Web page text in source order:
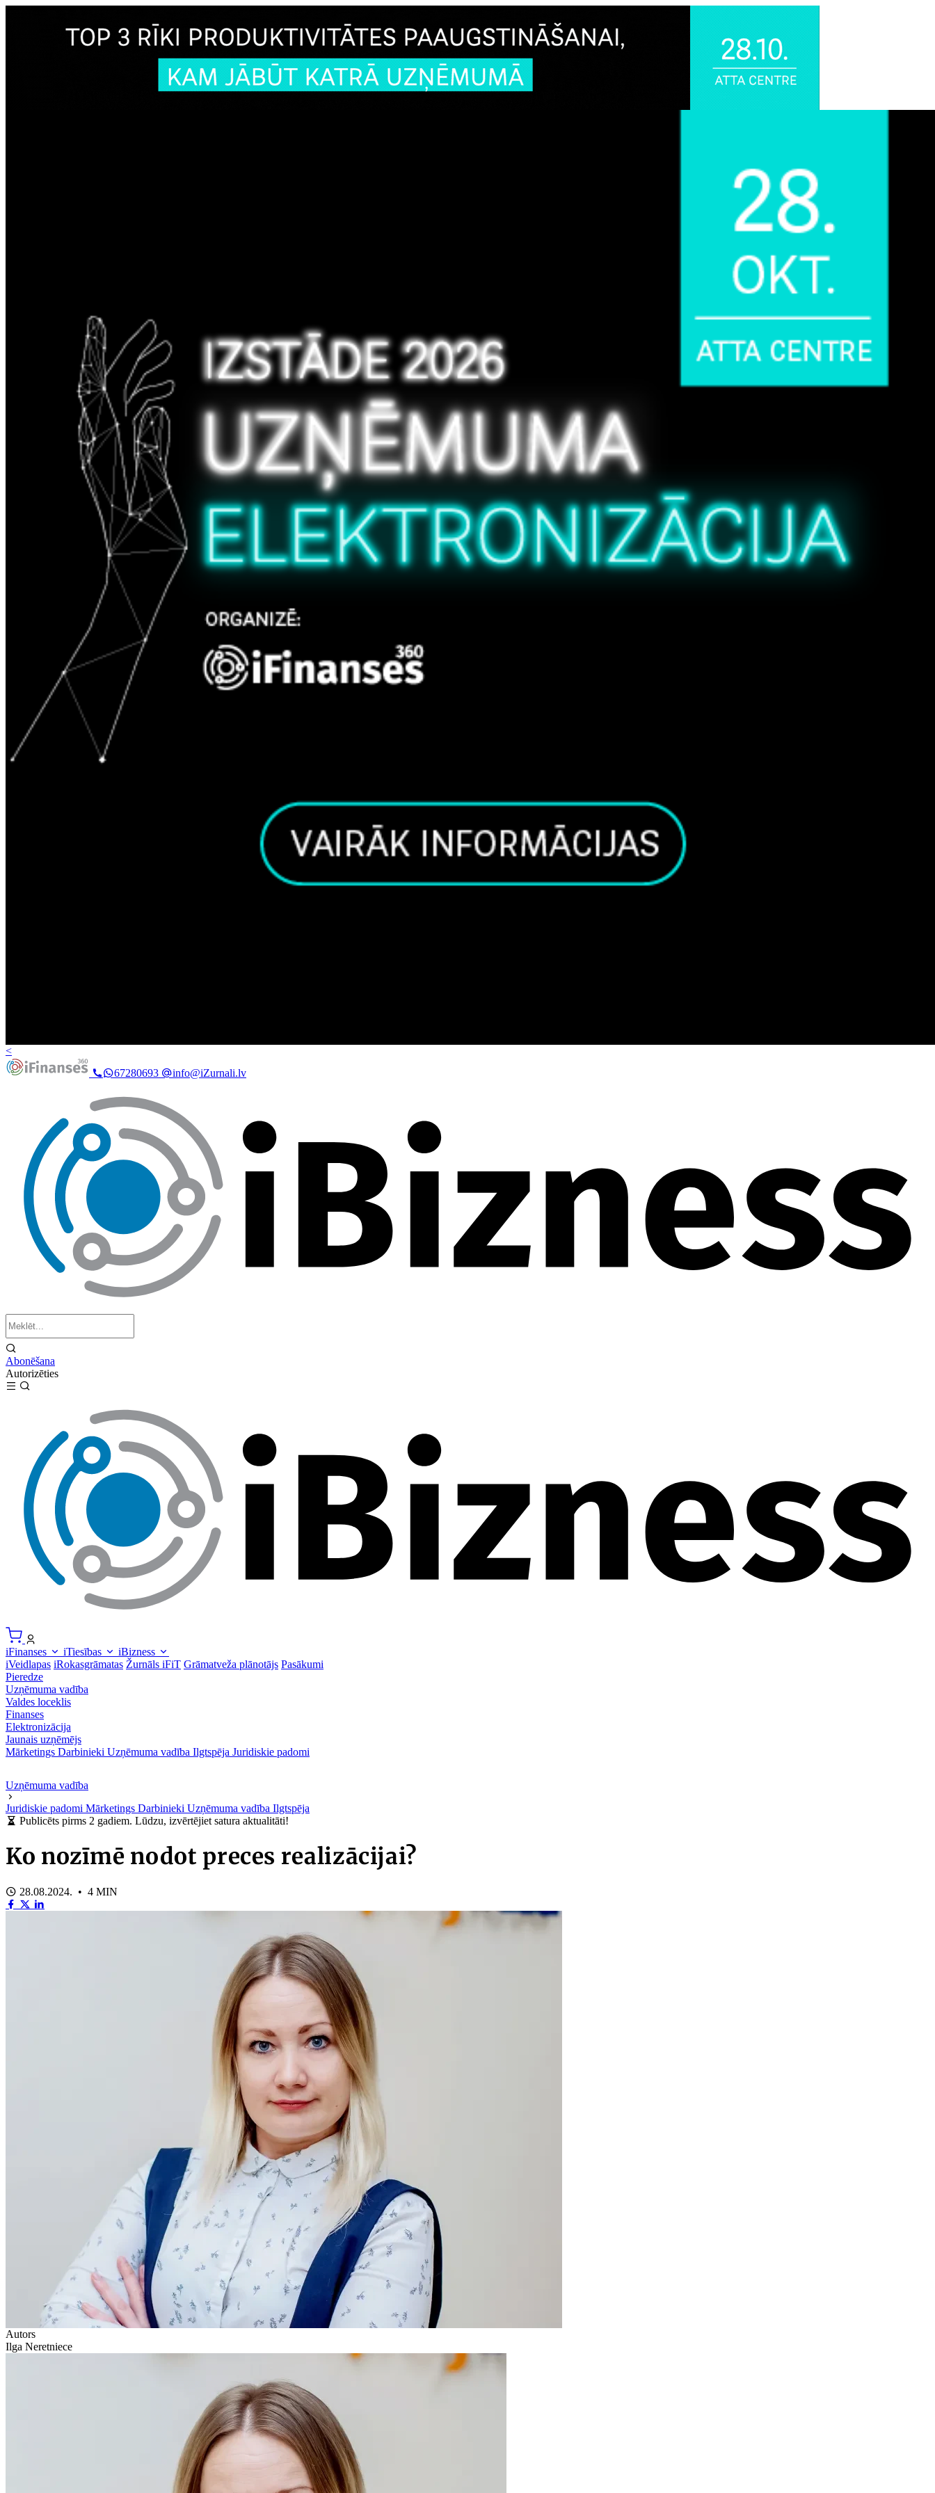
<
67280693
info@iZurnali.lv
Abonēšana
Autorizēties
iFinanses iTiesības
iBizness
iVeidlapas iRokasgrāmatas Žurnāls iFiT Grāmatveža plānotājs Pasākumi
Pieredze
Uzņēmuma vadība
Valdes loceklis
Finanses
Elektronizācija
Jaunais uzņēmējs
Mārketings Darbinieki Uzņēmuma vadība Ilgtspēja Juridiskie padomi
Uzņēmuma vadība
Juridiskie padomi Mārketings Darbinieki Uzņēmuma vadība Ilgtspēja
Publicēts pirms 2 gadiem. Lūdzu, izvērtējiet satura aktualitāti!
Ko nozīmē nodot preces realizācijai?
28.08.2024. • 4 MIN
Autors
Ilga Neretniece